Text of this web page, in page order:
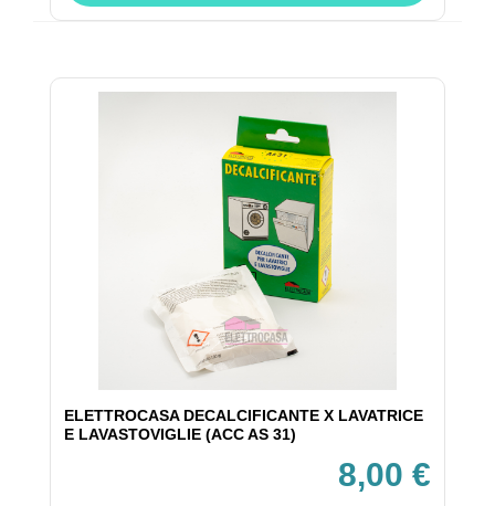
ELETTROCASA DECALCIFICANTE X LAVATRICE
E LAVASTOVIGLIE (ACC AS 31)
8,00 €